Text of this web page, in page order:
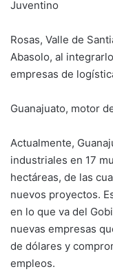
Juventino
Rosas, Valle de
Abasolo, al
empresas de
Guanajuato, motor
Actualmente,
industriales en 17
hectáreas, de las
nuevos proyectos.
en lo que va del
nuevas empresas
de dólares y
empleos.